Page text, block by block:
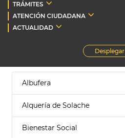
TRÁMITES
ATENCIÓN CIUDADANA
ACTUALIDAD
Desplegar
Albufera
Alquería de Solache
Bienestar Social